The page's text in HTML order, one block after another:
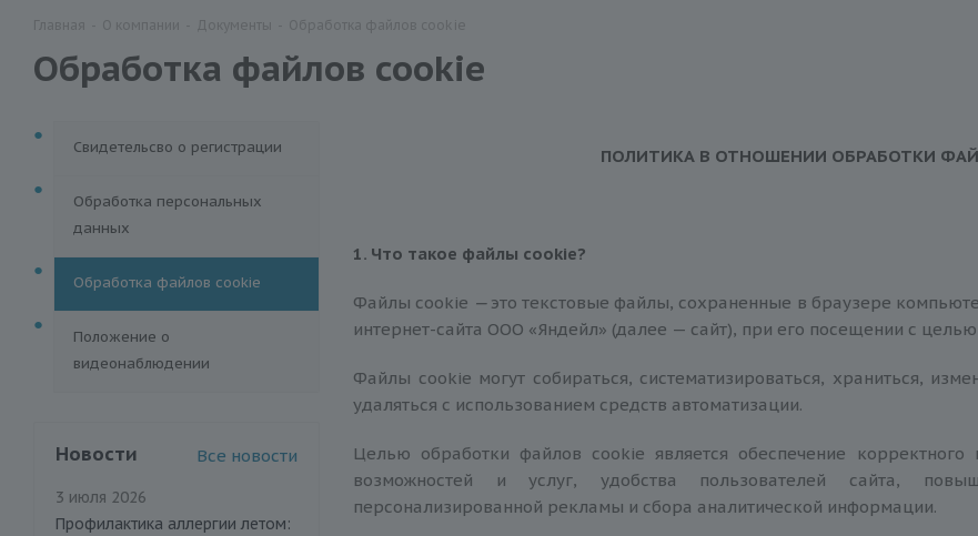
Обработка файлов cookie
ПОЛИТИКА В ОТНОШЕНИИ ОБРАБОТКИ
1. Что такое файлы cookie?
Файлы сookie — это текстовые файлы, сохраненные в браузере
интернет-сайта ООО «Яндейл» (далее — сайт), при его посещении с
Файлы сookie могут собираться, систематизироваться, храниться,
удаляться с использованием средств автоматизации.
Целью обработки файлов сookie является обеспечение
возможностей и услуг, удобства пользователей сайта,
персонализированной рекламы и сбора аналитической информации.
Cвидетельсво о регистрации
Обработка персональных
данных
Обработка файлов cookie
Положение о
видеонаблюдении
Новости Все новости
3 июля 2026
Профилактика аллергии летом: